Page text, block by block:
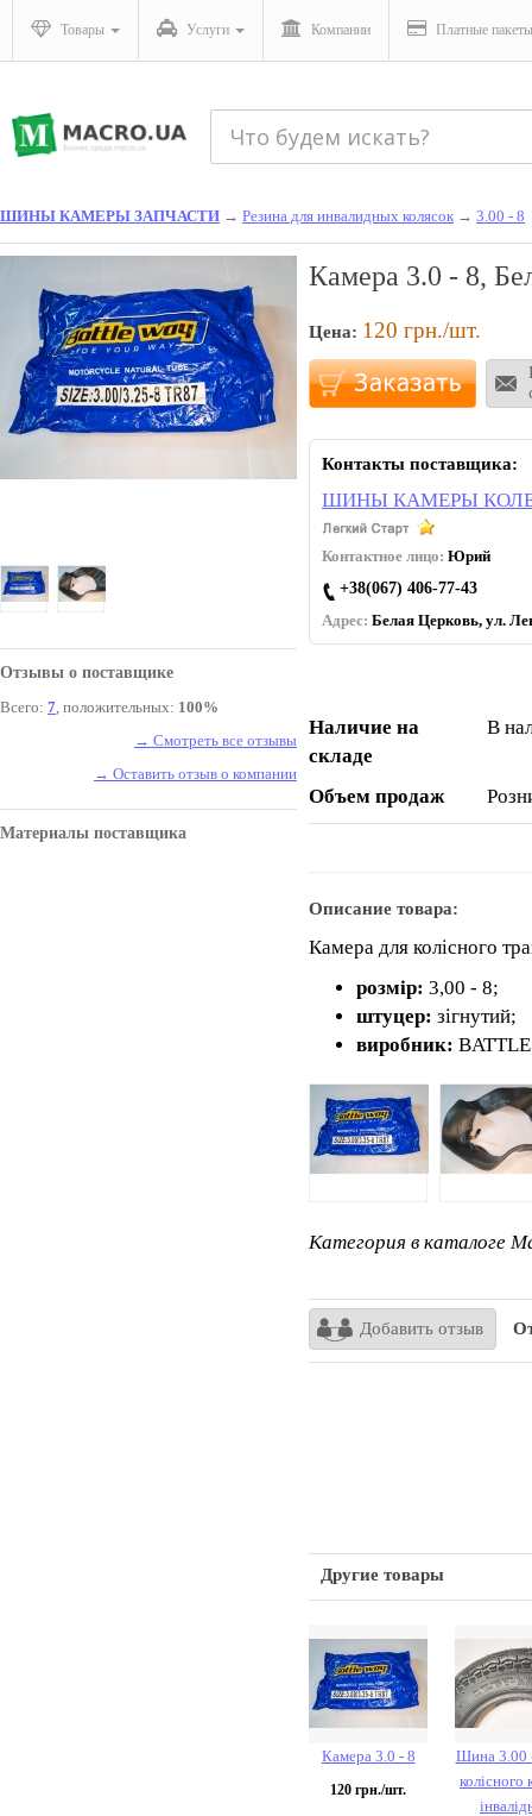
Товары Услуги Компании Платные пакеты
ШИНЫ КАМЕРЫ ЗАПЧАСТИ → Резина для инвалидных колясок → 3.00 - 8
Отзывы о поставщике
Всего: 7, положительных: 100%
→ Смотреть все отзывы
→ Оставить отзыв о компании
Материалы поставщика
Камера 3.0 - 8,
Цена: 120 грн./шт.
Контакты поставщика:
ШИНЫ КАМЕРЫ
Контактное лицо: Юрий
+38(067) 406-77-43
Адрес: Белая Церковь, ул.
Наличие на
складе
В
Объем продаж
Описание товара:
Камера для колісного
розмір: 3,00 - 8;
штуцер: зігнутий;
виробник:
Категория в каталоге
Добавить отзыв
Другие товары
Камера 3.0 - 8
120 грн./шт.
Шина 3.00
колісного